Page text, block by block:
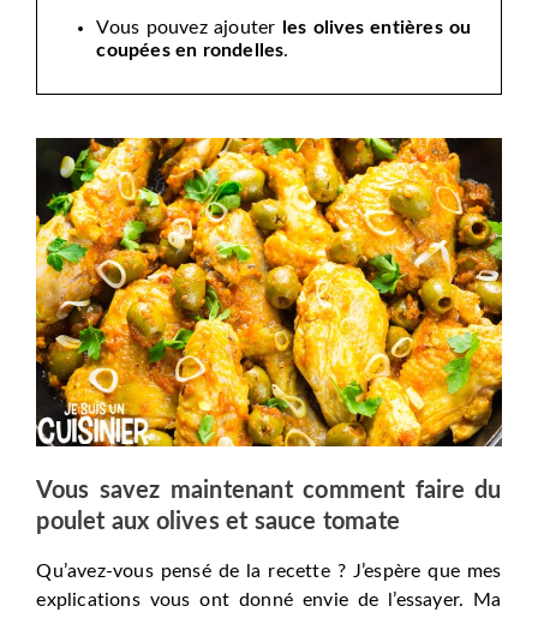
Vous pouvez ajouter
les olives entières ou
coupées en rondelles.
Vous savez maintenant comment faire du
poulet aux olives et sauce tomate
Qu’avez-vous pensé de la recette ? J’espère que mes
explications vous ont donné envie de l’essayer. Ma